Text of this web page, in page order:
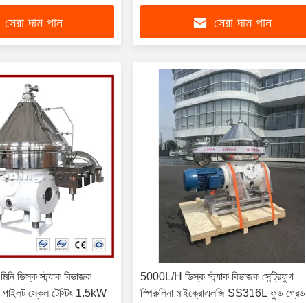
সেরা দাম পান সেরা দাম পান
ডিস্ক স্ট্যাক বিভাজক
পাইলট স্কেল টেস্টিং 1.5kW
5000L/H ডিস্ক স্ট্যাক বিভাজক সেন্ট্রিফুগ
স্পিরুলিনা মাইক্রোএলজি SS316L ফুড গ্রেড